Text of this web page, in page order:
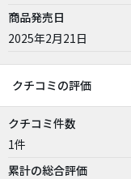
商品発売日
2025年2月21日
クチコミの評価
クチコミ件数
1件
累計の総合評価